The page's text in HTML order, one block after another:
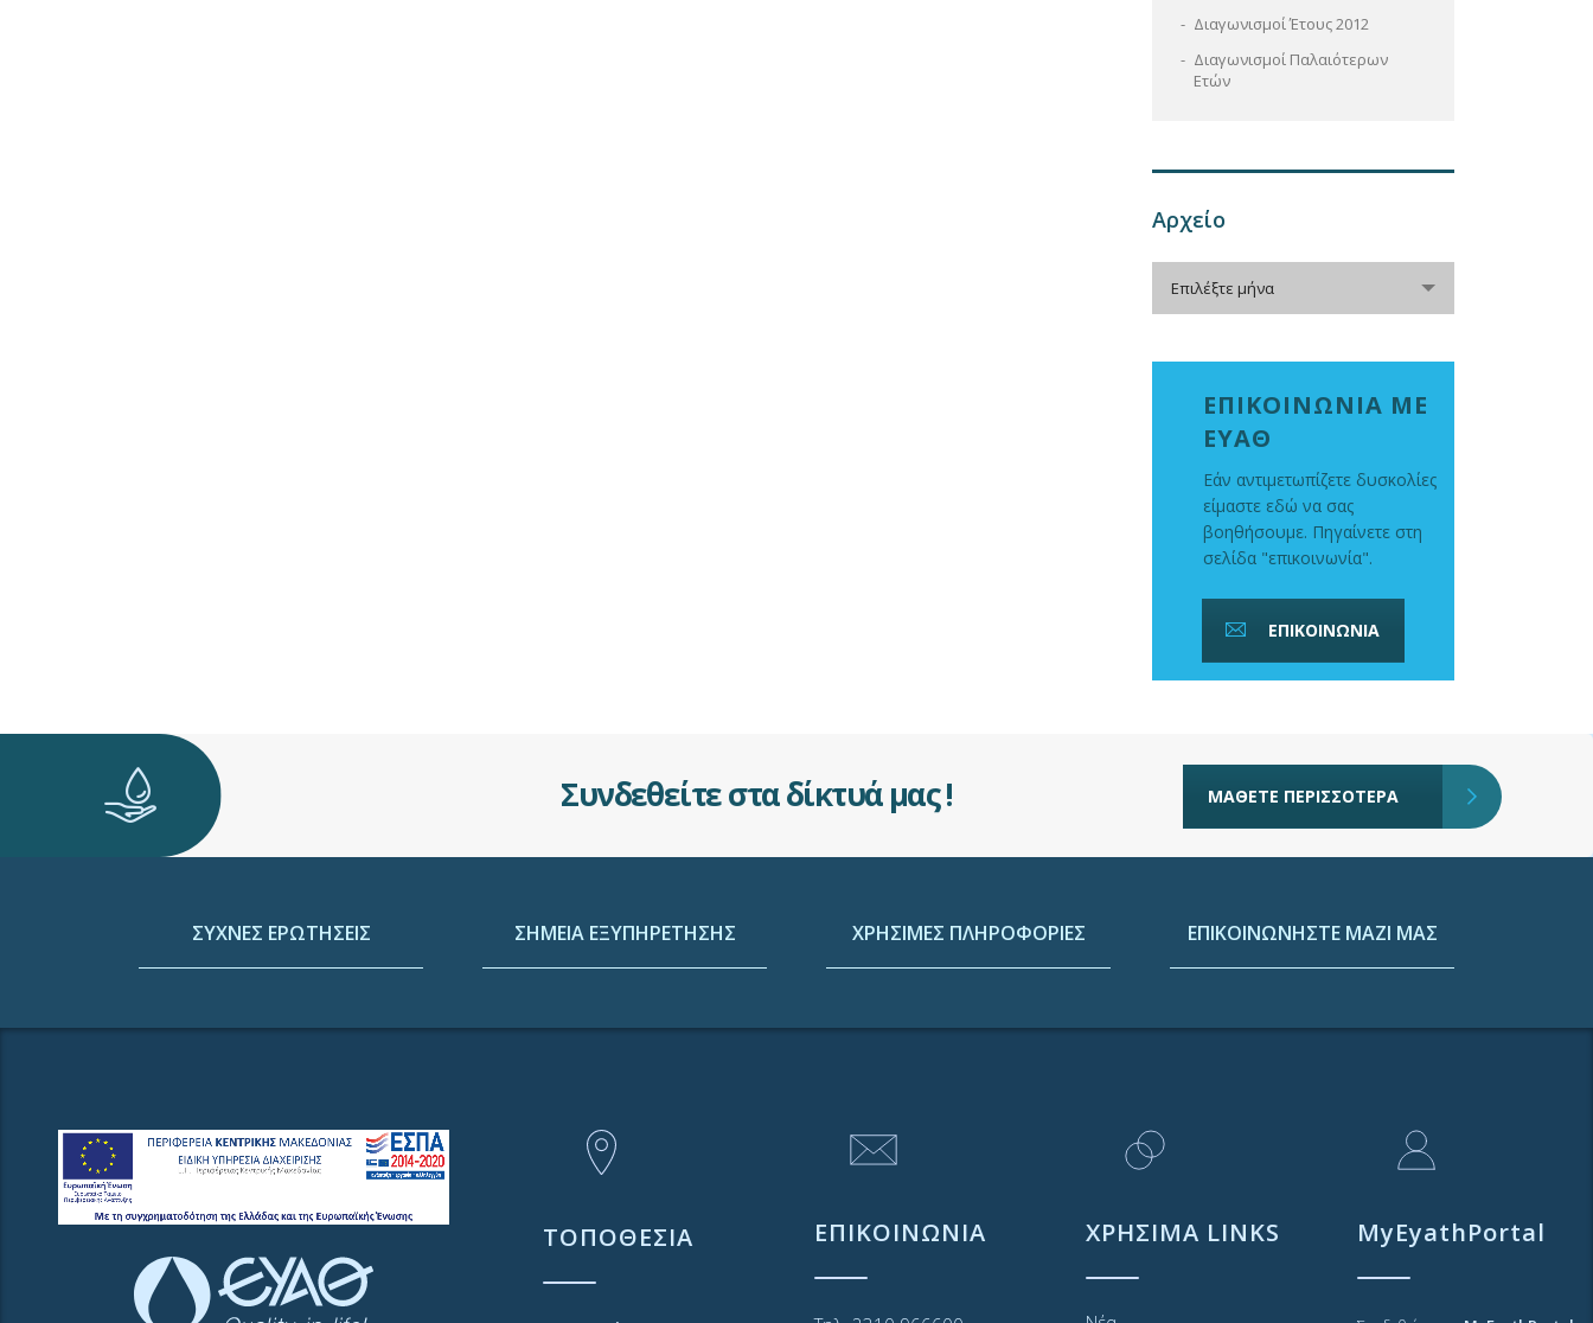
Διαγωνισμοί Έτους 2012
Διαγωνισμοί Παλαιότερων
Ετών
Αρχείο
Επιλέξτε μήνα
ΕΠΙΚΟΙΝΩΝΙΑ ΜΕ
ΕΥΑΘ
Εάν αντιμετωπίζετε δυσκολίες
είμαστε εδώ να σας
βοηθήσουμε. Πηγαίνετε στη
σελίδα "επικοινωνία".
ΕΠΙΚΟΙΝΩΝΙΑ
Συνδεθείτε στα δίκτυά μας ! ΜΑΘΕΤΕ ΠΕΡΙΣΣΟΤΕΡΑ
ΣΥΧΝΕΣ ΕΡΩΤΗΣΕΙΣ ΣΗΜΕΙΑ ΕΞΥΠΗΡΕΤΗΣΗΣ ΧΡΗΣΙΜΕΣ ΠΛΗΡΟΦΟΡΙΕΣ ΕΠΙΚΟΙΝΩΝΗΣΤΕ ΜΑΖΙ ΜΑΣ
ΤΟΠΟΘΕΣΙΑ ΕΠΙΚΟΙΝΩΝΙΑ ΧΡΗΣΙΜΑ LINKS MyEyathPortal